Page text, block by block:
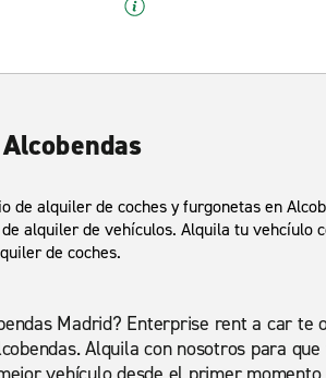
alquiler de coches y furgonetas en
alquiler de vehículos. Alquila tu vehcíulo
de coches.
Madrid? Enterprise rent a car te
Alquila con nosotros para